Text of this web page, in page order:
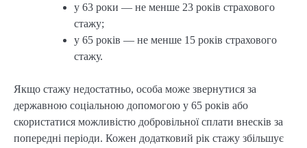
у 63 роки — не менше 23 років страхового
стажу;
у 65 років — не менше 15 років страхового
стажу.
Якщо стажу недостатньо, особа може звернутися за
державною соціальною допомогою у 65 років або
скористатися можливістю добровільної сплати внесків за
попередні періоди. Кожен додатковий рік стажу збільшує